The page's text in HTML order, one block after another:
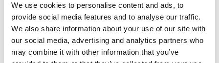
We use cookies to personalise content and ads, to
provide social media features and to analyse our traffic.
We also share information about your use of our site with
our social media, advertising and analytics partners who
may combine it with other information that you’ve
C'est justement en devenant le coach carrière de nos
candidats et le consultant de nos clients que nous pourrons
apporter une véritable valeur ajoutée à l'ère du numérique.
Ingeborg considère également que le secteur RH ne
disparaîtra pas. Une entreprise ne peut pas fonctionner sans
une politique RH solide. Après tout, c'est elle qui va huiler la